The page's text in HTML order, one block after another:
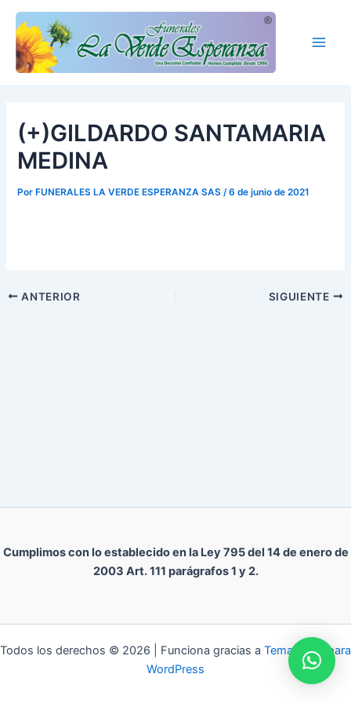
contenido
(+)GILDARDO SANTAMARIA
MEDINA
Por FUNERALES LA VERDE ESPERANZA SAS/6 de junio de 2021
ANTERIOR SIGUIENTE
Cumplimos con lo establecido en la Ley 795 del 14 de enero de
2003 Art. 111 parágrafos 1 y 2.
Todos los derechos © 2026 | Funciona gracias a Tema Astra para
WordPress